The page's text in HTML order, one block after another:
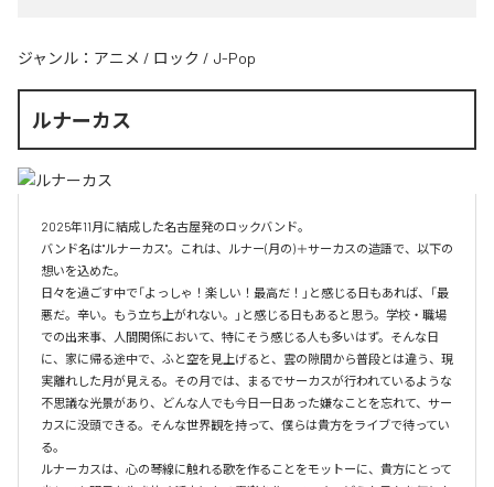
ジャンル： アニメ / ロック / J-Pop
ルナーカス
2025年11月に結成した名古屋発のロックバンド。
バンド名は"ルナーカス"。これは、ルナー(月の)＋サーカスの造語で、以下の
想いを込めた。
日々を過ごす中で「よっしゃ！楽しい！最高だ！」と感じる日もあれば、「最
悪だ。辛い。もう立ち上がれない。」と感じる日もあると思う。学校・職場
での出来事、人間関係において、特にそう感じる人も多いはず。そんな日
に、家に帰る途中で、ふと空を見上げると、雲の隙間から普段とは違う、現
実離れした月が見える。その月では、まるでサーカスが行われているような
不思議な光景があり、どんな人でも今日一日あった嫌なことを忘れて、サー
カスに没頭できる。そんな世界観を持って、僕らは貴方をライブで待ってい
る。
ルナーカスは、心の琴線に触れる歌を作ることをモットーに、貴方にとって